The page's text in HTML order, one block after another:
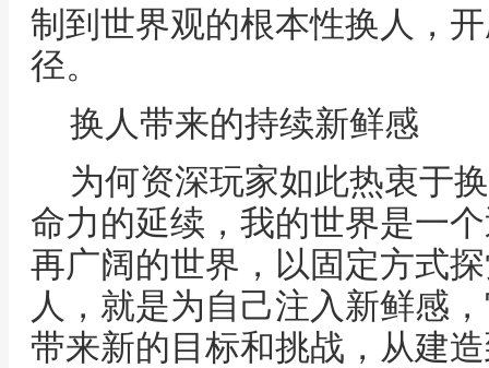
制到世界观的根本性换人，
径。
换人带来的持续新鲜感
为何资深玩家如此热衷于
命力的延续，我的世界是一
再广阔的世界，以固定方式
人，就是为自己注入新鲜感
带来新的目标和挑战，从建